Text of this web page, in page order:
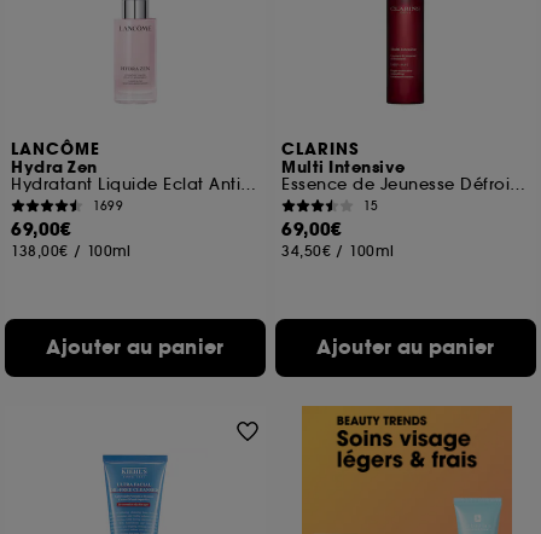
LANCÔME
Hydra Zen
Hydratant Liquide Eclat Anti-stress
1699
69,00€
138,00€ / 100ml
Ajouter au panier
CLARINS
Multi Intensive
Essence de Jeunesse Défroissante
15
69,00€
34,50€ / 100ml
Ajouter au panier